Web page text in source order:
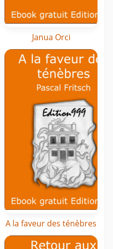
Janua Orci
A la faveur des ténèbres